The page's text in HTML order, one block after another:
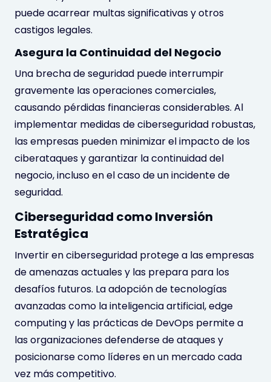
puede acarrear multas significativas y otros
castigos legales.
Asegura la Continuidad del Negocio
Una brecha de seguridad puede interrumpir
gravemente las operaciones comerciales,
causando pérdidas financieras considerables. Al
implementar medidas de ciberseguridad robustas,
las empresas pueden minimizar el impacto de los
ciberataques y garantizar la continuidad del
negocio, incluso en el caso de un incidente de
seguridad.
Ciberseguridad como Inversión
Estratégica
Invertir en ciberseguridad protege a las empresas
de amenazas actuales y las prepara para los
desafíos futuros. La adopción de tecnologías
avanzadas como la inteligencia artificial, edge
computing y las prácticas de DevOps permite a
las organizaciones defenderse de ataques y
posicionarse como líderes en un mercado cada
vez más competitivo.